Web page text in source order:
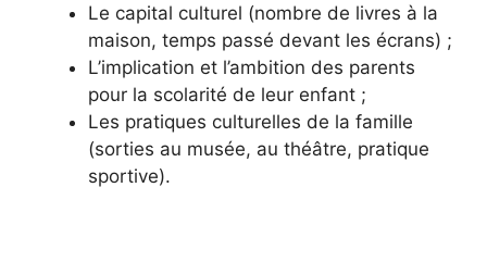
Le capital culturel (nombre de livres à la
maison, temps passé devant les écrans) ;
L’implication et l’ambition des parents
pour la scolarité de leur enfant ;
Les pratiques culturelles de la famille
(sorties au musée, au théâtre, pratique
sportive).